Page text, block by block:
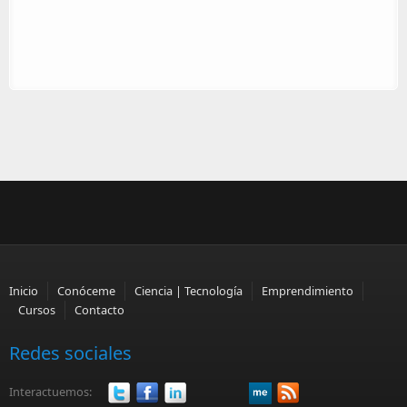
Inicio Conóceme Ciencia | Tecnología
Emprendimiento
Cursos
Contacto
Redes sociales
Interactuemos: